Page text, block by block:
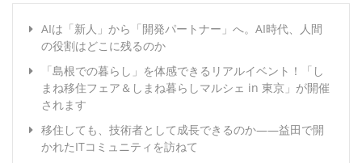
AIは「新人」から「開発パートナー」へ。AI時代、人間
の役割はどこに残るのか
「島根での暮らし」を体感できるリアルイベント！「し
まね移住フェア＆しまね暮らしマルシェ in 東京」が開催
されます
移住しても、技術者として成長できるのか――益田で開
かれたITコミュニティを訪ねて